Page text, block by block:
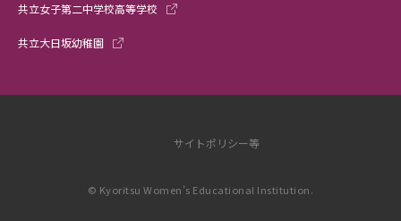
共立女子第二中学校高等学校
共立大日坂幼稚園
© Kyoritsu Women’s Educational Institution.
サイトポリシー等